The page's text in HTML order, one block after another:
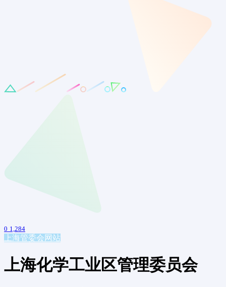
0 1,284
上海管委会网站
上海化学工业区管理委员会